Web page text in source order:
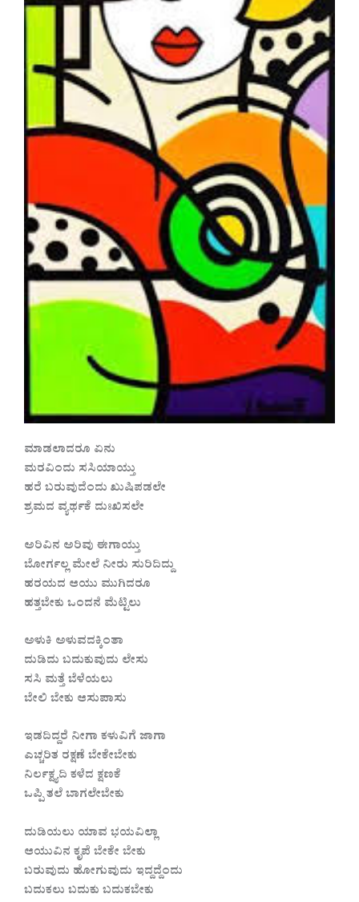
ಮಾಡಲಾದರೂ ಏನು
ಮರವಿಂದು ಸಸಿಯಾಯ್ತು
ಹರೆ ಬರುವುದೆಂದು ಖುಷಿಪಡಲೇ
ಶ್ರಮದ ವ್ಯರ್ಥಕೆ ದುಃಖಿಸಲೇ
ಅರಿವಿನ ಅರಿವು ಈಗಾಯ್ತು
ಬೋರ್ಗಲ್ಲ ಮೇಲೆ ನೀರು ಸುರಿದಿದ್ದು
ಹರಯದ ಆಯು ಮುಗಿದರೂ
ಹತ್ತಬೇಕು ಒಂದನೆ ಮೆಟ್ಟಿಲು
ಅಳುಕಿ ಅಳುವದಕ್ಕಿಂತಾ
ದುಡಿದು ಬದುಕುವುದು ಲೇಸು
ಸಸಿ ಮತ್ತೆ ಬೆಳೆಯಲು
ಬೇಲಿ ಬೇಕು ಆಸುಪಾಸು
ಇಡದಿದ್ದರೆ ನೀಗಾ ಕಳುವಿಗೆ ಜಾಗಾ
ಎಚ್ಚರಿತ ರಕ್ಷಣೆ ಬೇಕೇಬೇಕು
ನಿರ್ಲಕ್ಷ್ಯದಿ ಕಳೆದ ಕ್ಷಣಕೆ
ಒಪ್ಪಿ ತಲೆ ಬಾಗಲೇಬೇಕು
ದುಡಿಯಲು ಯಾವ ಭಯವಿಲ್ಲಾ
ಆಯುವಿನ ಕೃಪೆ ಬೇಕೇ ಬೇಕು
ಬರುವುದು ಹೋಗುವುದು ಇದ್ದದ್ದೆಂದು
ಬದುಕಲು ಬದುಕು ಬದುಕಬೇಕು